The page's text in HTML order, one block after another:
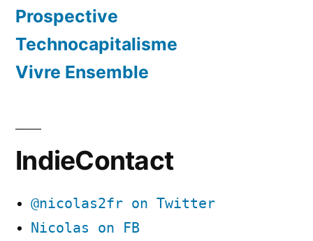
Prospective
Technocapitalisme
Vivre Ensemble
IndieContact
@nicolas2fr on Twitter
Nicolas on FB